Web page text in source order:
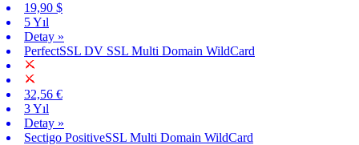
19,90 $
5 Yıl
Detay »
PerfectSSL DV SSL Multi Domain WildCard
32,56 €
3 Yıl
Detay »
Sectigo PositiveSSL Multi Domain WildCard